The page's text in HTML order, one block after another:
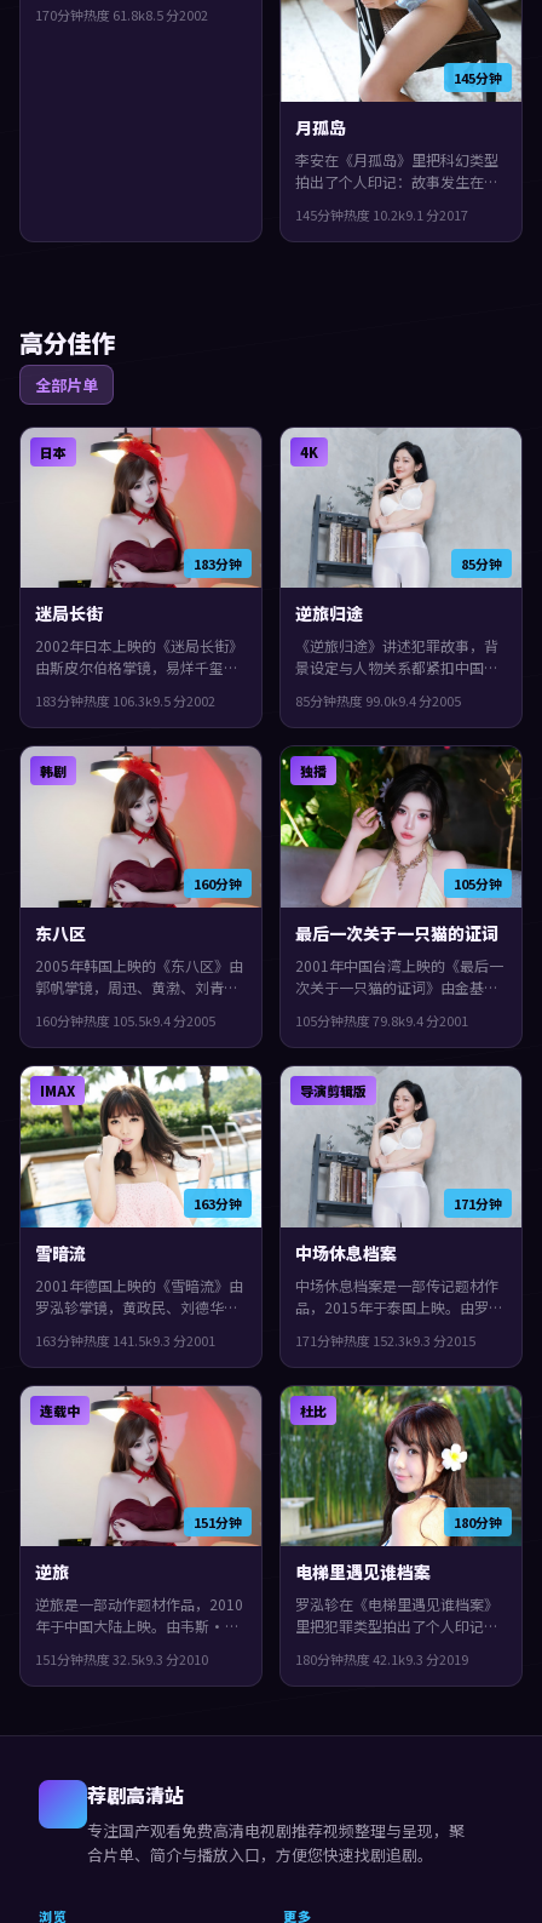
动作，人物在道德与生存之间反
170分钟热度 61.8k8.5分2002
145分钟
月孤岛
李安在《月孤岛》里把科幻类型
拍出了个人印记：故事发生在中
演包括廖凡、梁朝伟、宋康昊。
真相像洋葱一样被层层剥开，片
145分钟热度 10.2k9.1 分2017
高分佳作
全部片单
183分钟
日本
迷局长街
2002年日本上映的《迷局长街》
由斯皮尔伯格掌镜，易烊千玺、
上偏家庭，节奏前半段克制蓄
力，后半段集中爆发，整体完成
度较高，适合喜欢细腻叙事与人
物刻画的观众。
183分钟热度 106.3k9.5分2002
85分钟
4K
逆旅归途
《逆旅归途》讲述犯罪故事，背
景设定与人物关系都紧扣中国香
映，维伦纽瓦执导，黄渤、李秉
宪、雷佳音领衔。群像戏份饱
满，配角也有完整弧光，整体完
成度较高，适合喜欢细腻叙事与
人物刻画的观众。
85分钟热度 99.0k9.4分2005
160分钟
韩剧
东八区
2005年韩国上映的《东八区》由
郭帆掌镜，周迅、黄渤、刘青云
语言偏写实，细节里埋着伏笔，
观感紧凑，值得推荐。
160分钟热度 105.5k9.4分2005
105分钟
独播
最后一次关于一只猫的证词
2001年中国台湾上映的《最后一
次关于一只猫的证词》由金基德
同演绎。类型上偏冒险，影片在
类型框架里仍保留了作者表达，
镜头语言偏写实，细节里埋着伏
笔。
105分钟热度79.8k9.4分2001
163分钟
IMAX
雪暗流
2001年德国上映的《雪暗流》由
罗泓轸掌镜，黄政民、刘德华、
史，节奏前半段克制蓄力，后半
段集中爆发，整体完成度较高，
适合喜欢细腻叙事与人物刻画的
观众。
163分钟热度 141.5k9.3 分2001
171分钟
导演剪辑版
中场休息档案
中场休息档案是一部传记题材作
品，2015年于泰国上映。由罗泓
等主演。配乐与声场强化了不安
与孤独感，观感紧凑，值得推
荐。
171分钟热度 152.3k9.3 分2015
151分钟
连载中
逆旅
逆旅是一部动作题材作品，2010
年于中国大陆上映。由韦斯·安
白宇等主演。结局留白，给观众
回味与讨论空间，整体完成度较
画的观众。
151分钟热度32.5k9.3 分2010
180分钟
杜比
电梯里遇见谁档案
罗泓轸在《电梯里遇见谁档案》
里把犯罪类型拍出了个人印记：
见面。主演包括杨紫、张曼玉、
黄政民。影片在类型框架里仍保
配角也有完整弧光。
180分钟热度42.1k9.3 分2019
荐剧高清站
专注国产观看免费高清电视剧推荐视频整理与呈现，聚
合片单、简介与播放入口，方便您快速找剧追剧。
浏览 更多